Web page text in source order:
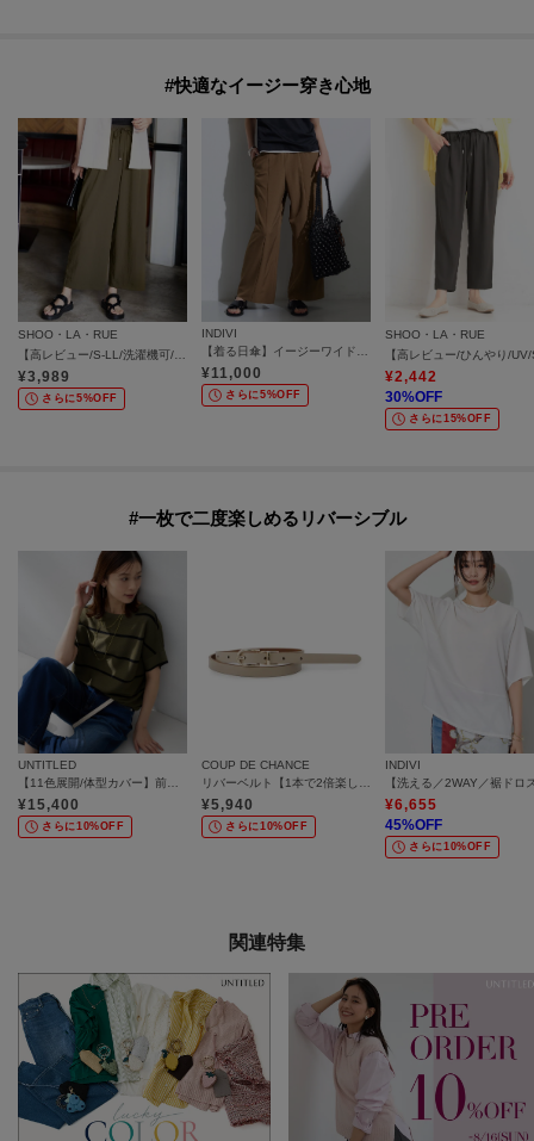
#快適なイージー穿き心地
SHOO・LA・RUE
¥3,989
さらに5%OFF
INDIVI
¥11,000
さらに5%OFF
SHOO・LA・RUE
¥2,442
30%OFF
さらに15%OFF
#一枚で二度楽しめるリバーシブル
UNTITLED
【11色展開/体型カバー】前後2WAYフレンチスリーブニット
¥15,400
さらに10%OFF
COUP DE CHANCE
リバーベルト【1本で2倍楽しめる／気分で選べるリバーシブル仕様】
¥5,940
さらに10%OFF
INDIVI
¥6,655
45%OFF
さらに10%OFF
関連特集